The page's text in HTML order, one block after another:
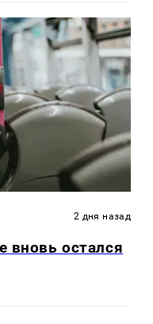
2 дня назад
остался